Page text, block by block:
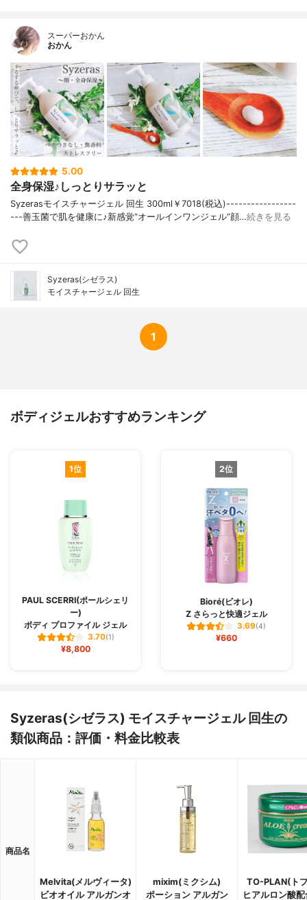
スーパーおかん
おかん
5.00
全身保湿♪しっとりサラッと
Syzerasモイスチャージェル 回生 300ml￥7018(税込)-----------------
---善玉菌で肌を健康に♪新感覚“オールインワンジェル”顔…続きを見る
Syzeras(シゼラス)
モイスチャージェル 回生
1
ボディジェルおすすめランキング
1位
PAUL SCERRI(ポールシェリ
ー)
ボディ プロファイル ジェル
3.70(1)
¥8,800
2位
Bioré(ビオレ)
Z さらっと快適ジェル
3.69(4)
¥660
Syzeras(シゼラス) モイスチャージェル 回生の
類似商品：評価・料金比較表
商品名
Melvita(メルヴィータ)
ビオオイル アルガンオ
mixim(ミクシム)
ポーション アルガン
TO-PLAN(ト
ヒアルロン酸